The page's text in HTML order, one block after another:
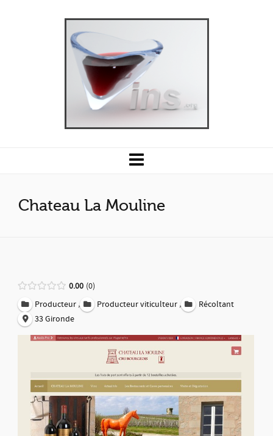
Chateau La Mouline
0.00 0
Producteur , Producteur viticulteur ,
Récoltant
33 Gironde